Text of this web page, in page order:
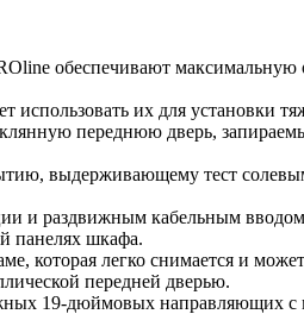
обеспечивают
их для установки
переднюю дверь,
выдерживающему тест
и раздвижным кабельным
панелях шкафа.
которая легко снимается и
передней дверью.
19-дюймовых направляющих с